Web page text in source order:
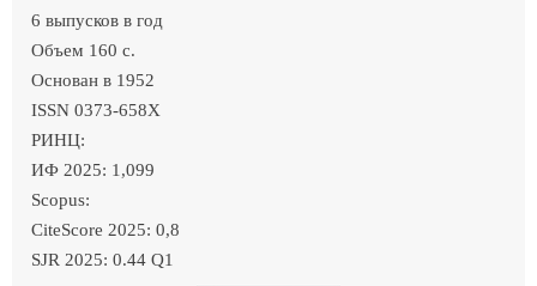
6 выпусков в год
Объем 160 c.
Основан в 1952
ISSN 0373-658X
РИНЦ:
ИФ 2025: 1,099
Scopus:
CiteScore 2025: 0,8
SJR 2025: 0.44 Q1